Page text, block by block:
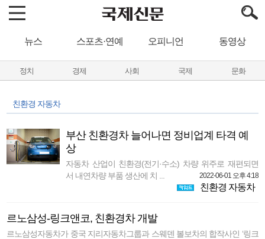
뉴스 스포츠·연예 오피니언 동영상
정치 경제 사회 국제 문화
친환경 자동차
부산 친환경차 늘어나면 정비업계 타격 예
상
자동차 산업이 친환경(전기·수소) 차량 위주로 재편되면
서 내연차량 부품 생산에 치 ...
2022-06-01 오후 4:18
친환경 자동차
르노삼성-링크앤코, 친환경차 개발
르노삼성자동차가 중국 지리자동차그룹과 스웨덴 볼보차의 합작사인 ‘링크